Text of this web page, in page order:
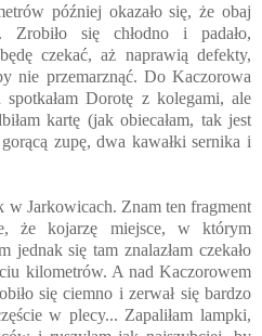
później okazało się, że obaj
Zrobiło się chłodno i padało,
czekać, aż naprawią defekty,
nie przemarznąć. Do Kaczorowa
spotkałam Dorotę z kolegami, ale
kartę (jak obiecałam, tak jest
zupę, dwa kawałki sernika i
w Jarkowicach. Znam ten fragment
że kojarzę miejsce, w którym
jednak się tam znalazłam czekało
kilometrów. A nad Kaczorowem
się ciemno i zerwał się bardzo
w plecy... Zapaliłam lampki,